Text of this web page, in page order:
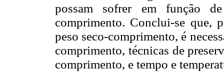
possam sofrer em função
comprimento. Conclui-se que,
peso seco-comprimento, é
comprimento, técnicas de
comprimento, e tempo e